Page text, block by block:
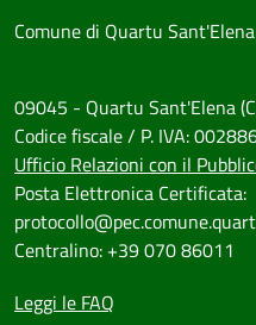
Comune di Quartu Sant'Elena
09045 - Quartu Sant'Elena
Codice fiscale / P. IVA:
Ufficio Relazioni con il
Posta Elettronica Certificata:
Centralino: +39 070 86011
Leggi le FAQ